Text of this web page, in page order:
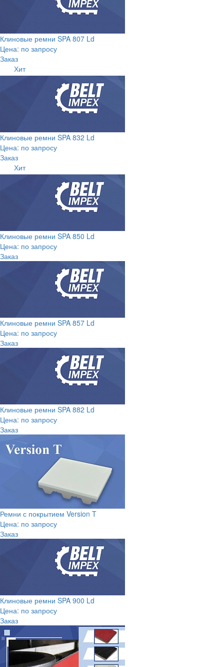
Клиновые ремни SPA 807 Ld
Цена: по запросу
Заказ
Хит
Клиновые ремни SPA 832 Ld
Цена: по запросу
Заказ
Хит
Клиновые ремни SPA 850 Ld
Цена: по запросу
Заказ
Клиновые ремни SPA 857 Ld
Цена: по запросу
Заказ
Клиновые ремни SPA 882 Ld
Цена: по запросу
Заказ
Ремни с покрытием Version T
Цена: по запросу
Заказ
Клиновые ремни SPA 900 Ld
Цена: по запросу
Заказ